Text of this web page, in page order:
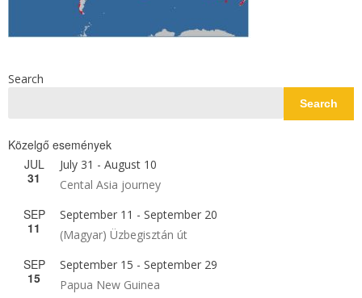
Search
Search
Közelgő események
JUL
31
July 31 - August 10
Cental Asia journey
SEP
11
September 11 - September 20
(Magyar) Üzbegisztán út
SEP
15
September 15 - September 29
Papua New Guinea